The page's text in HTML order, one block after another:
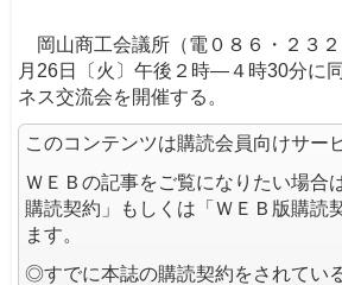
岡山商工会議所（電０８６・２３２
月26日〔火〕午後２時―４時30分に
ネス交流会を開催する。
このコンテンツは購読会員向けサー
ＷＥＢの記事をご覧になりたい場合
購読契約」もしくは「ＷＥＢ版購読
ます。
◎すでに本誌の購読契約をされてい